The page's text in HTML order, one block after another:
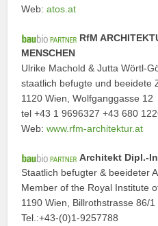
Web:atos.at
RfM
MENSCHEN
Ulrike Machold & Jutta Wörtl-
staatlich befugte und beeidete
1120 Wien, Wolfganggasse 12
tel +43 1 9696327 +43 680
Web:www.rfm-architektur.at
Architekt Dipl.-
Staatlich befugter & beeideter
Member of the Royal Institute
1190 Wien, Billrothstrasse 86/1
Tel.:+43-(0)1-9257788